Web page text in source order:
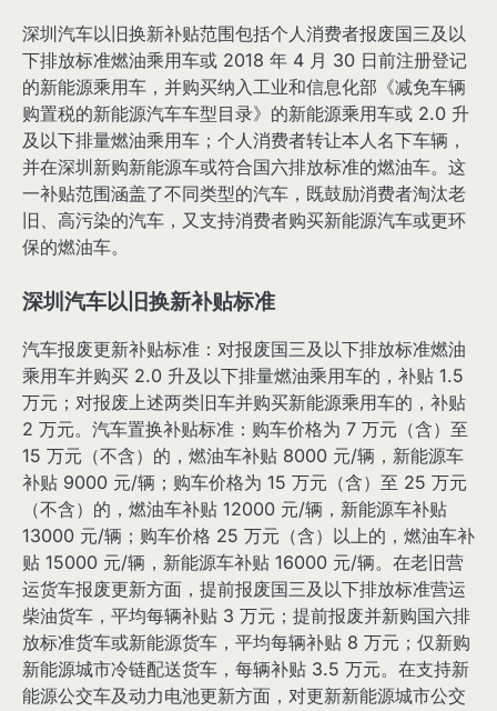
深圳汽车以旧换新补贴范围包括个人消费者报废国三及以
下排放标准燃油乘用车或 2018 年 4 月 30 日前注册登记
的新能源乘用车，并购买纳入工业和信息化部《减免车辆
购置税的新能源汽车车型目录》的新能源乘用车或 2.0 升
及以下排量燃油乘用车；个人消费者转让本人名下车辆，
并在深圳新购新能源车或符合国六排放标准的燃油车。这
一补贴范围涵盖了不同类型的汽车，既鼓励消费者淘汰老
旧、高污染的汽车，又支持消费者购买新能源汽车或更环
保的燃油车。
深圳汽车以旧换新补贴标准
汽车报废更新补贴标准：对报废国三及以下排放标准燃油
乘用车并购买 2.0 升及以下排量燃油乘用车的，补贴 1.5
万元；对报废上述两类旧车并购买新能源乘用车的，补贴
2 万元。汽车置换补贴标准：购车价格为 7 万元（含）至
15 万元（不含）的，燃油车补贴 8000 元/辆，新能源车
补贴 9000 元/辆；购车价格为 15 万元（含）至 25 万元
（不含）的，燃油车补贴 12000 元/辆，新能源车补贴
13000 元/辆；购车价格 25 万元（含）以上的，燃油车补
贴 15000 元/辆，新能源车补贴 16000 元/辆。在老旧营
运货车报废更新方面，提前报废国三及以下排放标准营运
柴油货车，平均每辆补贴 3 万元；提前报废并新购国六排
放标准货车或新能源货车，平均每辆补贴 8 万元；仅新购
新能源城市冷链配送货车，每辆补贴 3.5 万元。在支持新
能源公交车及动力电池更新方面，对更新新能源城市公交